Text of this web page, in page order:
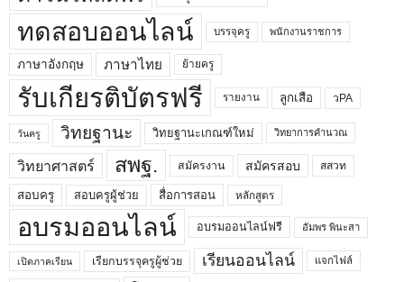
ทดสอบออนไลน์ บรรจุครู พนักงานราชการ
ภาษาอังกฤษ ภาษาไทย ย้ายครู
รับเกียรติบัตรฟรี รายงาน ลูกเสือ วPA
วันครู วิทยฐานะ วิทยฐานะเกณฑ์ใหม่ วิทยาการคำนวณ
วิทยาศาสตร์ สพฐ. สมัครงาน สมัครสอบ สสวท
สอบครู สอบครูผู้ช่วย สื่อการสอน หลักสูตร
อบรมออนไลน์ อบรมออนไลน์ฟรี อัมพร พินะสา
เปิดภาคเรียน เรียกบรรจุครูผู้ช่วย เรียนออนไลน์ แจกไฟล์